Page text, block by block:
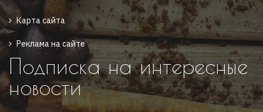
Карта сайта
Реклама на сайте
Подписка на интересные
новости